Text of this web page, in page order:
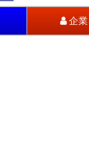
企業